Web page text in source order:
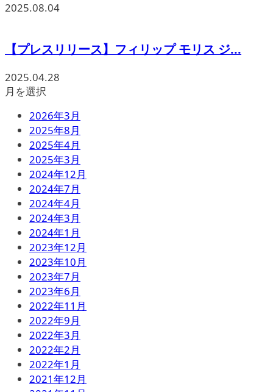
2025.08.04
【プレスリリース】フィリップ モリス ジ...
2025.04.28
月を選択
2026年3月
2025年8月
2025年4月
2025年3月
2024年12月
2024年7月
2024年4月
2024年3月
2024年1月
2023年12月
2023年10月
2023年7月
2023年6月
2022年11月
2022年9月
2022年3月
2022年2月
2022年1月
2021年12月